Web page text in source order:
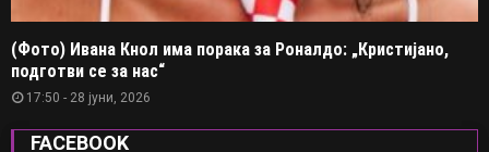
(Фото) Ивана Кнол има порака за Роналдо: „Кристијано,
подготви се за нас“
17:50 - 28 јуни, 2026
FACEBOOK